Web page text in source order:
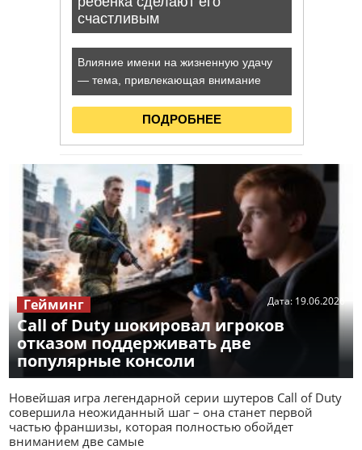
Call of Duty шокировал игроков
отказом поддерживать две
популярные консоли
Дата: 19.06.2026
Гейминг
Новейшая игра легендарной серии шутеров Call of Duty
совершила неожиданный шаг – она станет первой
частью франшизы, которая полностью обойдет
вниманием две самые